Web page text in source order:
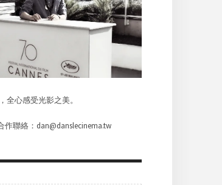
全心感受光影之美。
聯絡：dan@danslecinema.tw